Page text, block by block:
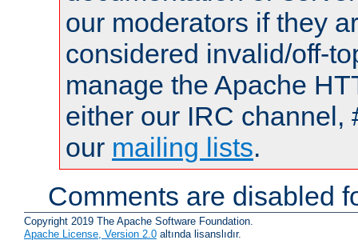
our moderators if they
considered invalid/off-
manage the Apache
either our IRC channel,
our mailing lists.
Comments are disabled
Copyright 2019 The Apache Software Foundation.
Apache License, Version 2.0 altında lisanslıdır.